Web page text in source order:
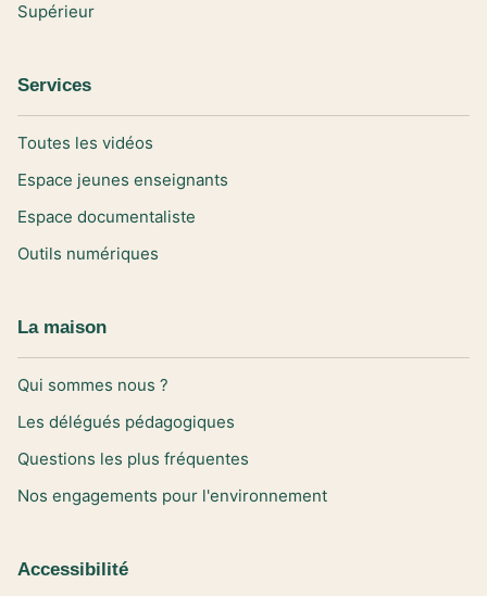
Supérieur
Services
Toutes les vidéos
Espace jeunes enseignants
Espace documentaliste
Outils numériques
La maison
Qui sommes nous ?
Les délégués pédagogiques
Questions les plus fréquentes
Nos engagements pour l'environnement
Accessibilité